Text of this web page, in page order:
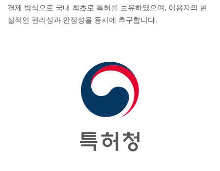
결제 방식으로 국내 최초로 특허를 보유하였으며, 이용자의 현
실적인 편리성과 안정성을 동시에 추구합니다.